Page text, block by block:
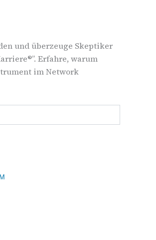
und überzeuge Skeptiker
Erfahre, warum
im Network